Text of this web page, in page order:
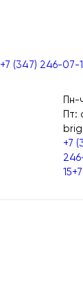
+7 (347) 246-07-
Пн-
Пт:
+7
15